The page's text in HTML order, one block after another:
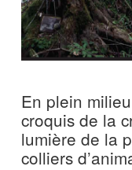
En plein
croquis de la
lumière de la
colliers